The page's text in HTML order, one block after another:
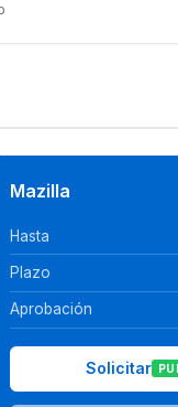
Mazilla
Hasta
Plazo
Aprobación
Solicitar